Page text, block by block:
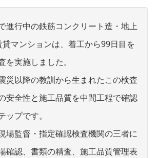
進行中の鉄筋コンクリート造・地上
マンションは、着工から99日目を
を実施しました。
災以降の教訓から生まれたこの検査
安全性と施工品質を中間工程で確認
ップです。
場監督・指定確認検査機関の三者に
確認、書類の精査、施工品質管理表